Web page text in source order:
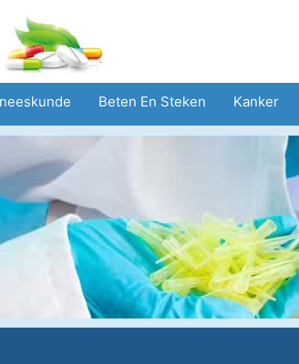
Beten En Steken Kanker
Geestelijke